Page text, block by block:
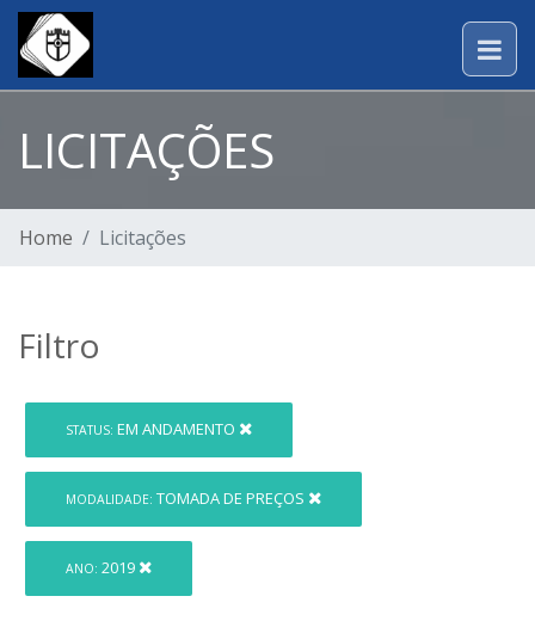
LICITAÇÕES
Home Licitações
Filtro
STATUS: EM ANDAMENTO
MODALIDADE: TOMADA DE PREÇOS
ANO: 2019